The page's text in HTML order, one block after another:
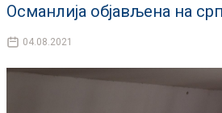
Османлија објављена на
04.08.2021